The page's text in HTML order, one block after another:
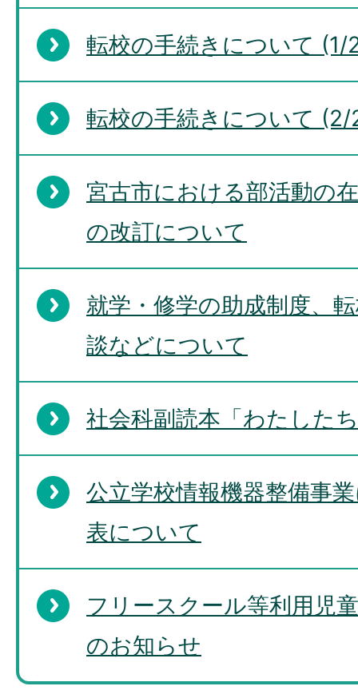
転校の手続きについて (1/
転校の手続きについて (2/
宮古市における部活動の
の改訂について
就学・修学の助成制度、
談などについて
社会科副読本「わたした
公立学校情報機器整備事
表について
フリースクール等利用児
のお知らせ